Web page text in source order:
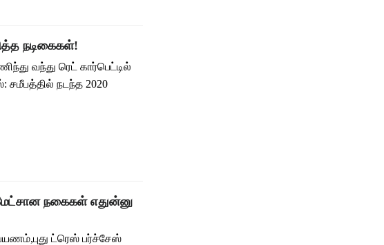
நடிகைகள்!
வந்து ரெட் கார்பெட்டில்
சமீபத்தில் நடந்த 2020
நகைகள் எதுன்னு
ட்ரெஸ் பர்ச்சேஸ்